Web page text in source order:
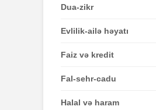
Dua-zikr
Evlilik-ailə həyatı
Faiz və kredit
Fal-sehr-cadu
Halal və haram